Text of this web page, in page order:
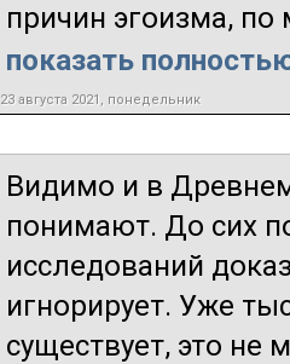
причин эгоизма,
показать
23 августа 2021, понедельник
Видимо и в
понимают. До сих
исследований
игнорирует. Уже
существует, это не